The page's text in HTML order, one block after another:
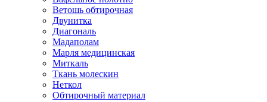
Ветошь обтирочная
Двунитка
Диагональ
Мадаполам
Марля медицинская
Миткаль
Ткань молескин
Неткол
Обтирочный материал